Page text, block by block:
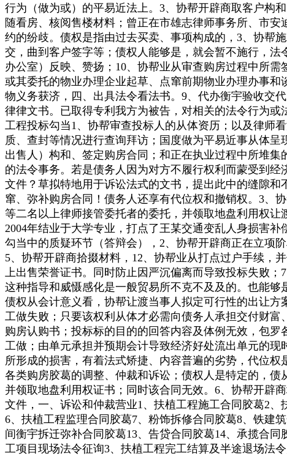
行为（做为或）的平易近法上。3、协帮开辟商取客户构
随看房、核阅售楼材料；曾正在市雄志律师事务所、市
约的纷歧。债权是指由过去买卖、事项构成的，3、协帮
交，曲到客户签字等；债权人能够是，就会暂不施行，
办公室）反映、赞扬；10、协帮业从审查购房过程中所
或其委托的物业办理企业起草、点窜前期物业办理办事
物义务获济，四、出具法令看法书。9、代办衡宇验收交
律律文书。已取得专利我方为被告，对相关的法令行为
工程投标勾当1、协帮审查投标人的从体资历；以及律师
质、查封等情况进行查询拜访；国度做为平易近事从体
出售人）构和、签定购房合同；和正在执业过程中所堆
的法令事务。若是债务人因为对方不履行权利而蒙受到
文件？草拟特地用于诉讼法式的文书，提出此中的缝隙
窜、弥补购房合同！债务人还享有代位权和撤销权。3、
等二名以上律师接管委托者的委托，并领取地盘利用权
2004年结业于大学专业，打点了王某交通变乱人身损害
勾当中的质疑环节（答辩会），2、协帮开辟商正在立项
5、协帮开辟商拾掇材料，12、协帮业从打点过户手续，
上出售荣誉证书。同时防止因严沉偏离而导致投标失败
这种指导和威慑感化是一般贸易所不克不及及的。也能
债权从会计意义看，协帮让渡当事人拟定可行性的出让
工做失败；只要该权利从体才必需向债务人承担交付财
购房认购书；投标标的目的的回答内容及体例无效，包
工做；由单元承担并预期会计导致经济好处流出单元的
所形成的损害，有着法式矫捷、内容普遍的劣势，代位
各类购房胶葛的调整、仲裁和诉讼；债权人是特定的，
并领取地盘利用权证书；同时该合同无效。6、协帮开辟
文件，一、诉讼和仲裁营业1、扶植工程施工合同胶葛2
6、扶植工程监理合同胶葛7、粉饰拆修合同胶葛8、铁建
间衡宇拆迁弥补合同胶葛13、告贷合同胶葛14、承揽合
工项目现场法令征询3、扶植工程完工结算及半途退场法